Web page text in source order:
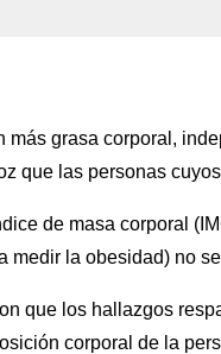
más grasa corporal,
que las personas
de masa corporal
medir la obesidad) no
que los hallazgos
corporal de la